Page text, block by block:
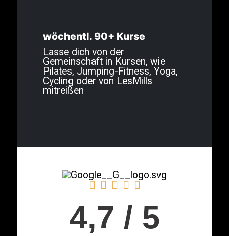
wöchentl. 90+ Kurse
Lasse dich von der
Gemeinschaft in Kursen, wie
Pilates, Jumping-Fitness, Yoga,
Cycling oder von LesMills
mitreißen
4,7 / 5